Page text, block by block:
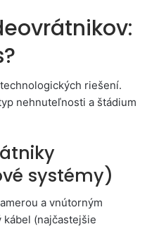
riešení.
nehnuteľnosti a štádium
systémy)
a vnútorným
(najčastejšie